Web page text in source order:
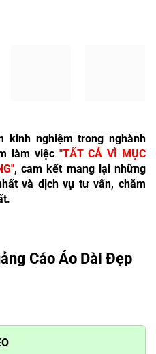
kinh nghiệm trong nghành
làm việc "TẤT CẢ VÌ MỤC
, cam kết mang lại những
và dịch vụ tư vấn, chăm
Cáo Áo Dài Đẹp